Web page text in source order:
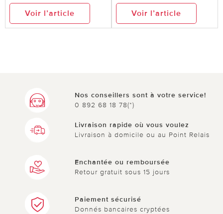
Voir l’article Voir l’article
Nos conseillers sont à votre service!
0 892 68 18 78(*)
Livraison rapide où vous voulez
Livraison à domicile ou au Point Relais
Enchantée ou remboursée
Retour gratuit sous 15 jours
Paiement sécurisé
Donnés bancaires cryptées